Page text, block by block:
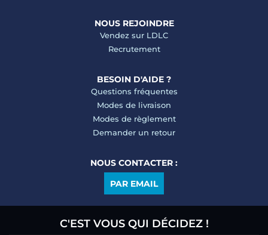
NOUS REJOINDRE
Vendez sur LDLC
Recrutement
BESOIN D'AIDE ?
Questions fréquentes
Modes de livraison
Modes de règlement
Demander un retour
NOUS CONTACTER :
PAR EMAIL
C'EST VOUS QUI DÉCIDEZ !